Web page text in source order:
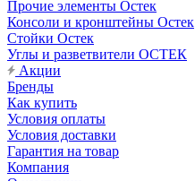
Прочие элементы Остек
Консоли и кронштейны Остек
Стойки Остек
Углы и разветвители ОСТЕК
Акции
Бренды
Как купить
Условия оплаты
Условия доставки
Гарантия на товар
Компания